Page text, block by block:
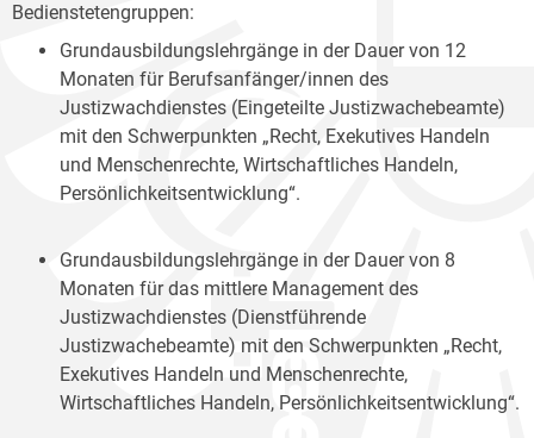
Bedienstetengruppen:
Grundausbildungslehrgänge in der Dauer von 12
Monaten für Berufsanfänger/innen des
Justizwachdienstes (Eingeteilte Justizwachebeamte)
mit den Schwerpunkten „Recht, Exekutives Handeln
und Menschenrechte, Wirtschaftliches Handeln,
Persönlichkeitsentwicklung“.
Grundausbildungslehrgänge in der Dauer von 8
Monaten für das mittlere Management des
Justizwachdienstes (Dienstführende
Justizwachebeamte) mit den Schwerpunkten „Recht,
Exekutives Handeln und Menschenrechte,
Wirtschaftliches Handeln, Persönlichkeitsentwicklung“.